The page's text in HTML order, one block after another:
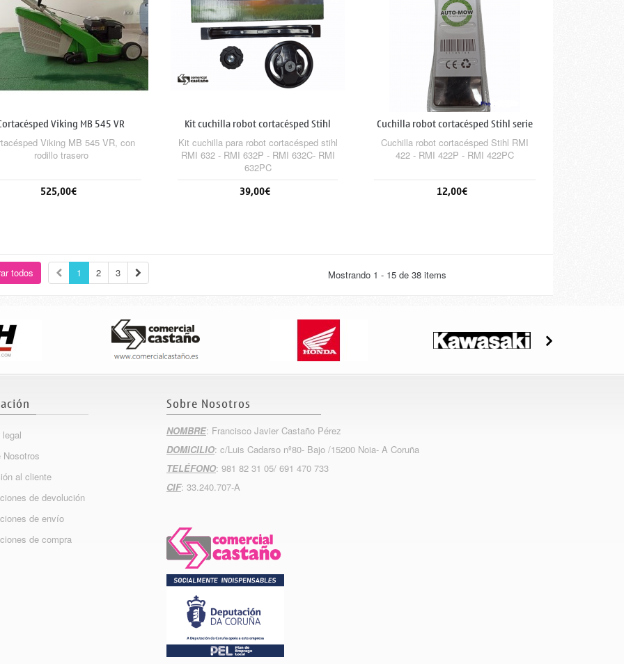
Viking MB 545 VR
Viking MB 545 VR, con
rodillo trasero
525,00€
Kit cuchilla robot cortacésped Stihl
RMI 632
Kit cuchilla para robot cortacésped stihl
RMI 632 - RMI 632P - RMI 632C- RMI
632PC
39,00€
Cuchilla robot cortacésped Stihl serie
Cuchilla robot cortacésped Stihl RMI
422 - RMI 422P - RMI 422PC
12,00€
todos 1 2 3 Mostrando 1 - 15 de 38 items
Nosotros
al cliente
de devolución
de envío
de compra
Sobre Nosotros
NOMBRE: Francisco Javier Castaño Pérez
DOMICILIO: c/Luis Cadarso nº80- Bajo /15200 Noia- A Coruña
TELÉFONO: 981 82 31 05/ 691 470 733
CIF: 33.240.707-A